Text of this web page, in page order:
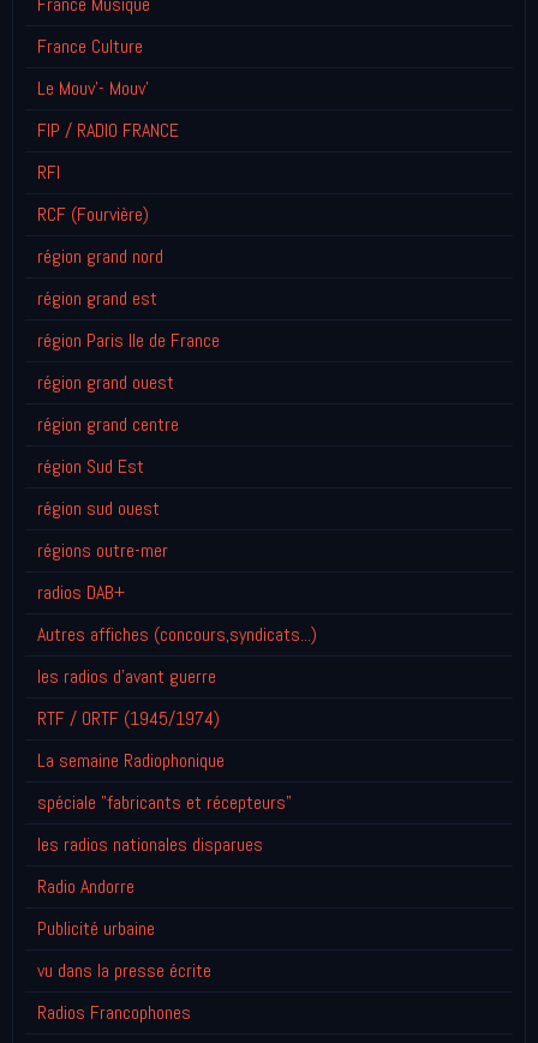
France Culture
Le Mouv'- Mouv'
FIP / RADIO FRANCE
RFI
RCF (Fourvière)
région grand nord
région grand est
région Paris Ile de France
région grand ouest
région grand centre
région Sud Est
région sud ouest
régions outre-mer
radios DAB+
Autres affiches (concours,syndicats...)
les radios d'avant guerre
RTF / ORTF (1945/1974)
La semaine Radiophonique
spéciale "fabricants et récepteurs"
les radios nationales disparues
Radio Andorre
Publicité urbaine
vu dans la presse écrite
Radios Francophones